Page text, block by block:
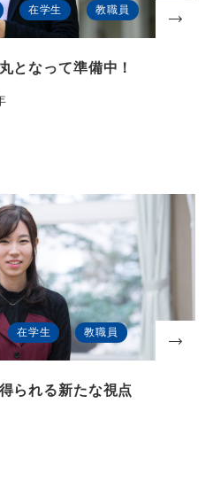
在学生 教職員
となって準備中！
在学生 教職員
られる新たな視点